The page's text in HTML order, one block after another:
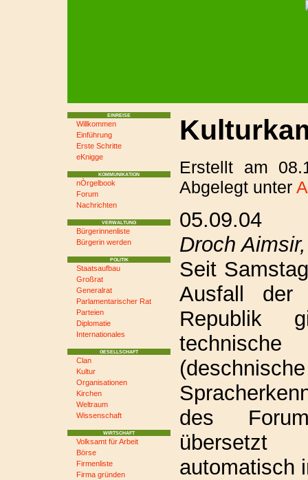
EINREISE
Willkommen
Einführung
Erste Schritte
eKnigge
KOMMUNIKATION
nÒrgelbook
Forum
Nachrichten
VERWALTUNG
Bürgerinnenliste
Bürgerin werden
POLITIK
Staatsaufbau
Großrat
Generalrat
Parlamentarischer Rat
Parteien
Diplomatie
Internationales
GESELLSCHAFT
Clan
Kultur
Organisationen
Kirchen
Weltraum
Wissenschaft
WIRTSCHAFT
Volksamt für Arbeit
Börse
Firmenliste
Firma gründen
Erstellt am
Abgelegt unter
05.09.04
Droch
Seit
Ausfall der
Republik
des
automatisch